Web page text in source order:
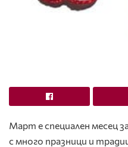
Март е специален месец
с много празници и